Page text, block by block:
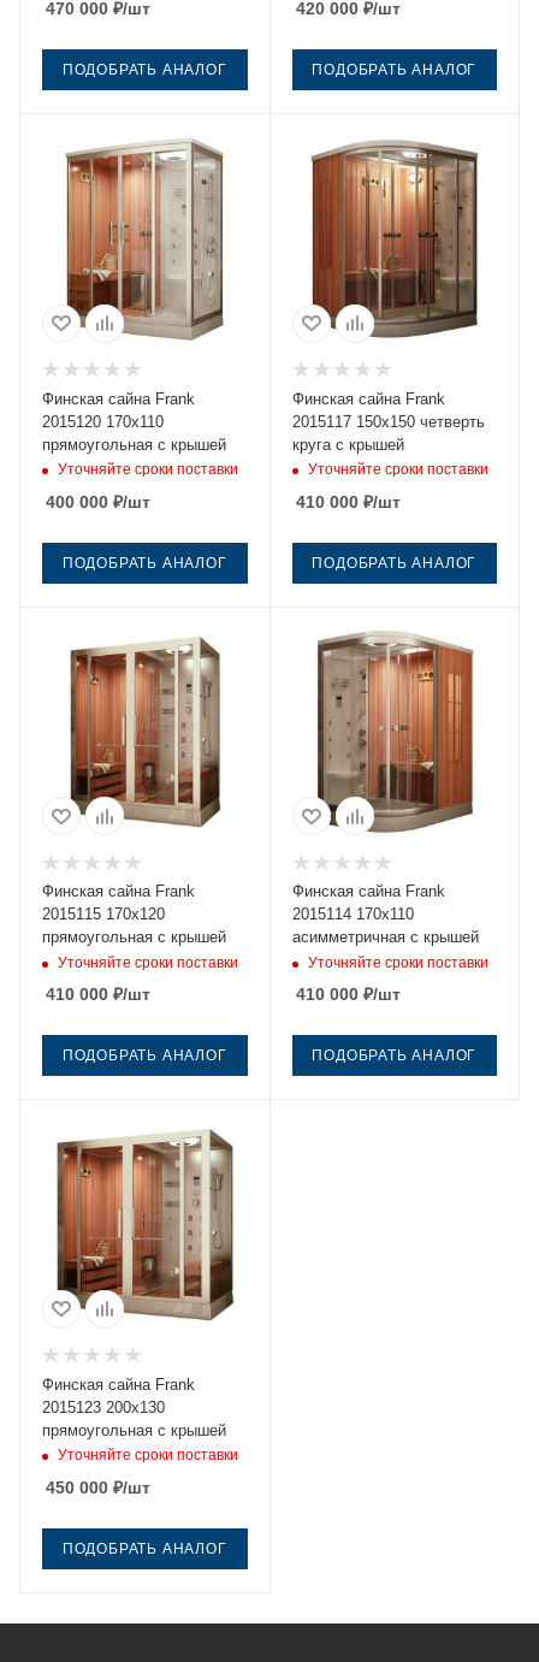
470 000 ₽/шт
ПОДОБРАТЬ АНАЛОГ
420 000₽/шт
ПОДОБРАТЬ АНАЛОГ
Финская сайна Frank
2015120 170х110
прямоугольная с крышей
Уточняйте сроки поставки
400 000 ₽/шт
ПОДОБРАТЬ АНАЛОГ
Финская сайна Frank
2015117 150х150 четверть
круга с крышей
Уточняйте сроки поставки
410 000₽/шт
ПОДОБРАТЬ АНАЛОГ
Финская сайна Frank
2015115 170х120
прямоугольная с крышей
Уточняйте сроки поставки
410 000 ₽/шт
ПОДОБРАТЬ АНАЛОГ
Финская сайна Frank
2015114 170х110
асимметричная с крышей
Уточняйте сроки поставки
410 000₽/шт
ПОДОБРАТЬ АНАЛОГ
Финская сайна Frank
2015123 200х130
прямоугольная с крышей
Уточняйте сроки поставки
450 000 ₽/шт
ПОДОБРАТЬ АНАЛОГ